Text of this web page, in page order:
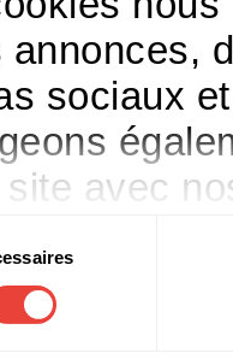
annonces,
sociaux
site avec